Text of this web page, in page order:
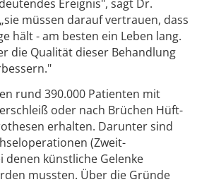
Ereignis", sagt Dr.
müssen darauf vertrauen, dass
hält - am besten ein Leben lang.
die Qualität dieser Behandlung
rund 390.000 Patienten mit
oder nach Brüchen Hüft-
erhalten. Darunter sind
(Zweit-
denen künstliche Gelenke
mussten. Über die Gründe